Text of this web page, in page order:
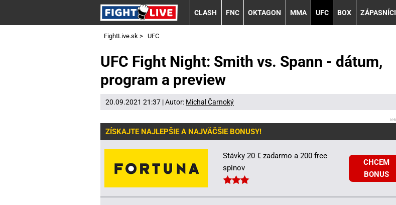
CLASH FNC OKTAGON MMA UFC BOX ZÁPASNÍCI
FightLive.sk > UFC
UFC Fight Night: Smith vs. Spann - dátum,
program a preview
20.09.2021 21:37 | Autor: Michal Čarnoký
ZÍSKAJTE NAJLEPŠIE A NAJVÄČŠIE BONUSY!
Stávky 20 € zadarmo a 200 free
spinov
CHCEM
BONUS